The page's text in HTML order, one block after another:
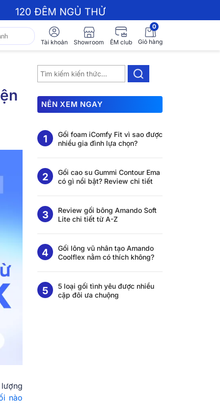
120 ĐÊM NGỦ THỬ
Tài khoản Showroom ÊM club
0
Giỏ hàng
nào
NÊN XEM NGAY
Gối foam iComfy Fit vì sao được
nhiều gia đình lựa chọn?
Gối cao su Gummi Contour Ema
có gì nổi bật? Review chi tiết
Review gối bông Amando Soft
Lite chi tiết từ A-Z
Gối lông vũ nhân tạo Amando
Coolflex nằm có thích không?
5 loại gối tình yêu được nhiều
cặp đôi ưa chuộng